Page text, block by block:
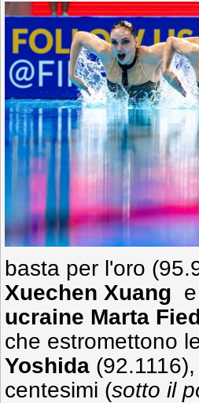
basta per l'oro
Xuechen Xuang e
ucraine Marta
che estromettono
Yoshida
centesimi (sotto il